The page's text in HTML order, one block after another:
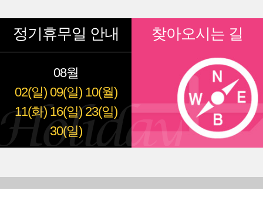
정기휴무일 안내
08월
02(일) 09(일) 10(월)
11(화) 16(일) 23(일)
30(일)
찾아오시는 길